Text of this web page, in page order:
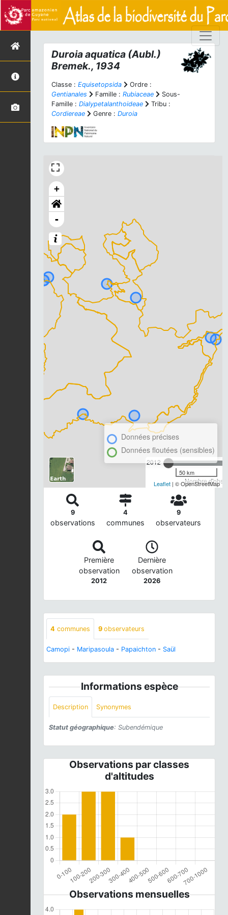
Duroia aquatica (Aubl.)
Bremek., 1934
Classe : Equisetopsida
Ordre :
Gentianales
Famille : Rubiaceae
Sous-
Famille : Dialypetalanthoideae
Tribu :
Cordiereae
Genre : Duroia
+
-
2012
Nombre
Données précises
Données floutées (sensibles)
50 km
Leaflet | © OpenStreetMap
9
observations
4
communes
9
observateurs
Première
observation
2012
Dernière
observation
2026
4 communes 9 observateurs
Camopi - Maripasoula - Papaichton - Saül
Informations espèce
Description Synonymes
Statut géographique: Subendémique
Observations par classes
d'altitudes
Observations mensuelles